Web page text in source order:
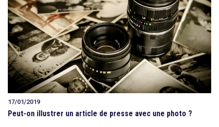
17/01/2019
Peut-on illustrer un article de presse avec une photo ?